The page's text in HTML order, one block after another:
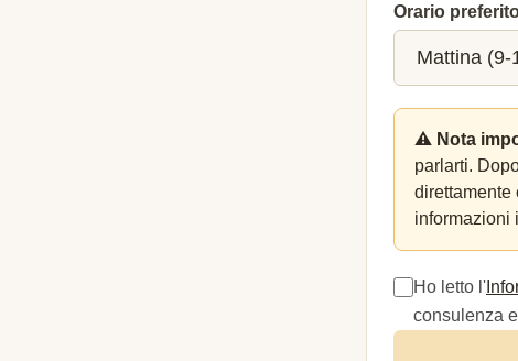
Orario
⚠️ Nota
parlarti.
direttamente
informazioni
Ho letto l'
consulenza